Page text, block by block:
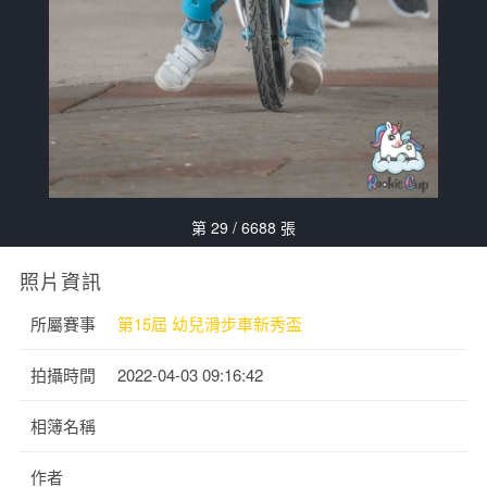
第 29 / 6688 張
照片資訊
所屬賽事 第15屆 幼兒滑步車新秀盃
拍攝時間 2022-04-03 09:16:42
相簿名稱
作者